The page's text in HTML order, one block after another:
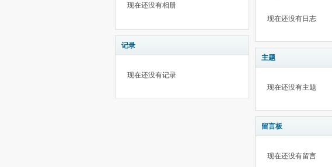
现在还没有相册
记录
现在还没有记录
现在还没有日志
主题
现在还没有主题
留言板
现在还没有留言